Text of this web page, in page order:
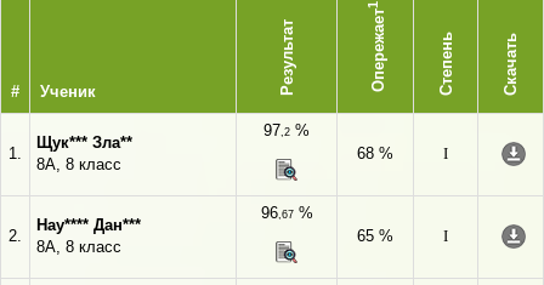
# Ученик Результат Опережает
1
Степень Скачать
1.
Щук*** Зла**
8А, 8 класс
97,2 %
68 %
I
2.
Нау**** Дан***
8А, 8 класс
96,67%
65 %
I